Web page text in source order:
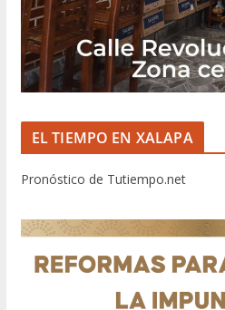
EL TIEMPO EN XALAPA
Pronóstico de Tutiempo.net